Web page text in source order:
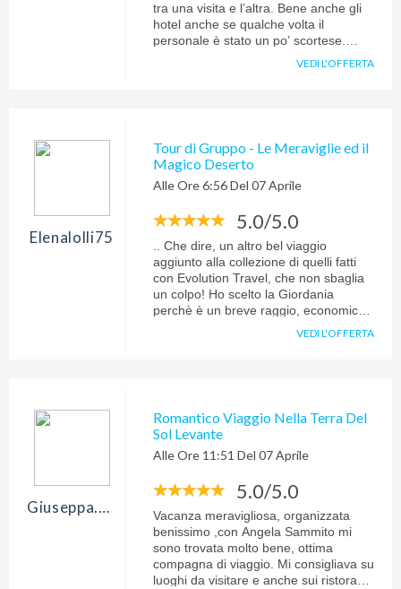
tra una visita e l’altra. Bene anche gli
hotel anche se qualche volta il
personale è stato un po’ scortese.
presentazione del transfer per
l’accompagnamento per il volo di
ritorno.
VEDI L'OFFERTA
Elenalolli75
Tour di Gruppo - Le Meraviglie ed il
Magico Deserto
Alle Ore 6:56 Del 07 Aprile
5.0/5.0
.. Che dire, un altro bel viaggio
aggiunto alla collezione di quelli fatti
con Evolution Travel, che non sbaglia
un colpo! Ho scelto la Giordania
perchè è un breve raggio, economico
garantito tranquillità e pacificazione e
così è stato senza mai sentirci in
pericolo. Alberghi estremamente carini
qualità del cibo che personalmente
adoro: hummus, babaganoush, pollo e
riso e tante verdure sia crude che
cotte davvero sfiziose, digeribilissime (
mangiavo anche cetrioli e peperoni
crudi, cosa per me improponibile in
Italia) ed abbondanti. Molto carina la
VEDI L'OFFERTA
Giuseppa.ardore
Romantico Viaggio Nella Terra Del
Sol Levante
Alle Ore 11:51 Del 07 Aprile
5.0/5.0
Vacanza meravigliosa, organizzata
benissimo ,con Angela Sammito mi
sono trovata molto bene, ottima
compagna di viaggio. Mi consigliava su
luoghi da visitare e anche sui ristoranti.